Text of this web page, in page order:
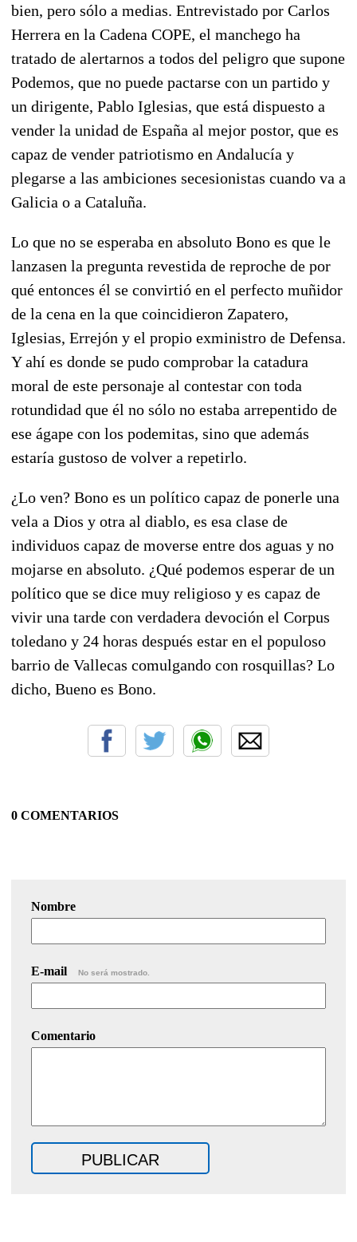
bien, pero sólo a medias. Entrevistado por Carlos
Herrera en la Cadena COPE, el manchego ha
tratado de alertarnos a todos del peligro que supone
Podemos, que no puede pactarse con un partido y
un dirigente, Pablo Iglesias, que está dispuesto a
vender la unidad de España al mejor postor, que es
capaz de vender patriotismo en Andalucía y
plegarse a las ambiciones secesionistas cuando va a
Galicia o a Cataluña.
Lo que no se esperaba en absoluto Bono es que le
lanzasen la pregunta revestida de reproche de por
qué entonces él se convirtió en el perfecto muñidor
de la cena en la que coincidieron Zapatero,
Iglesias, Errejón y el propio exministro de Defensa.
Y ahí es donde se pudo comprobar la catadura
moral de este personaje al contestar con toda
rotundidad que él no sólo no estaba arrepentido de
ese ágape con los podemitas, sino que además
estaría gustoso de volver a repetirlo.
¿Lo ven? Bono es un político capaz de ponerle una
vela a Dios y otra al diablo, es esa clase de
individuos capaz de moverse entre dos aguas y no
mojarse en absoluto. ¿Qué podemos esperar de un
político que se dice muy religioso y es capaz de
vivir una tarde con verdadera devoción el Corpus
toledano y 24 horas después estar en el populoso
barrio de Vallecas comulgando con rosquillas? Lo
dicho, Bueno es Bono.
0 COMENTARIOS
Nombre
E-mail No será mostrado.
Comentario